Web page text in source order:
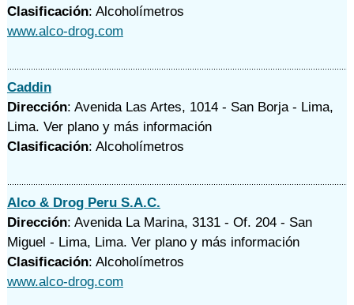
Clasificación: Alcoholímetros
www.alco-drog.com
Caddin
Dirección: Avenida Las Artes, 1014 - San Borja - Lima,
Lima. Ver plano y más información
Clasificación: Alcoholímetros
Alco & Drog Peru S.A.C.
Dirección: Avenida La Marina, 3131 - Of. 204 - San
Miguel - Lima, Lima. Ver plano y más información
Clasificación: Alcoholímetros
www.alco-drog.com